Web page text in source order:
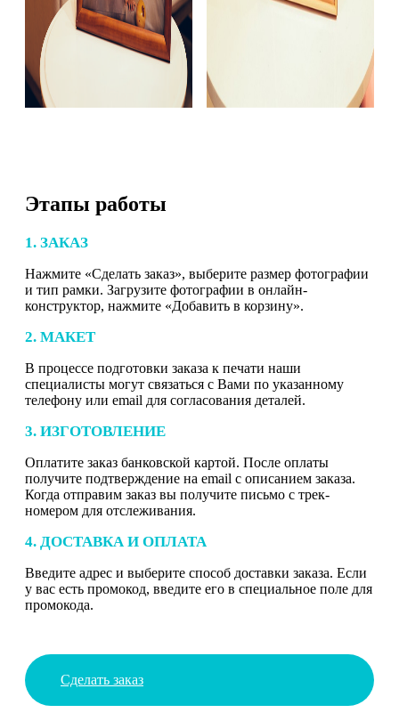
Этапы работы
1. ЗАКАЗ
Нажмите «Сделать заказ», выберите размер фотографии
и тип рамки. Загрузите фотографии в онлайн-
конструктор, нажмите «Добавить в корзину».
2. МАКЕТ
В процессе подготовки заказа к печати наши
специалисты могут связаться с Вами по указанному
телефону или email для согласования деталей.
3. ИЗГОТОВЛЕНИЕ
Оплатите заказ банковской картой. После оплаты
получите подтверждение на email с описанием заказа.
Когда отправим заказ вы получите письмо с трек-
номером для отслеживания.
4. ДОСТАВКА И ОПЛАТА
Введите адрес и выберите способ доставки заказа. Если
у вас есть промокод, введите его в специальное поле для
промокода.
Сделать заказ